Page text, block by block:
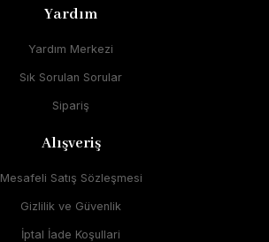
Yardım
Yardım Merkezi
Sık Sorulan Sorular
Sipariş
Alışveriş
Mesafeli Satış Sözleşmesi
Gizlilik ve Güvenlik
İptal İade Koşullari